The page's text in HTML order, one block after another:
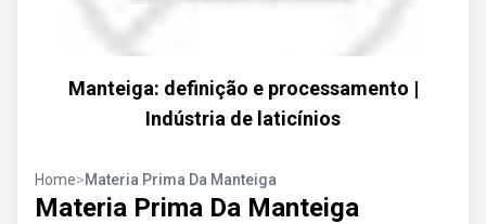
Manteiga: definição e processamento |
Indústria de laticínios
Home>Materia Prima Da Manteiga
Materia Prima Da Manteiga